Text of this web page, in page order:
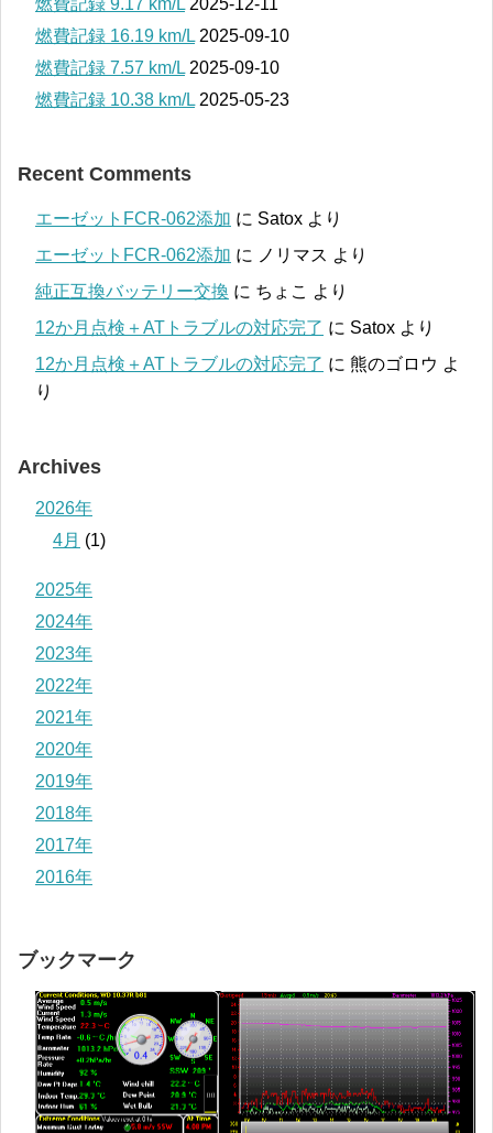
燃費記録 16.19 km/L 2025-09-10
燃費記録 7.57 km/L 2025-09-10
燃費記録 10.38 km/L 2025-05-23
Recent Comments
エーゼットFCR-062添加 に Satox より
エーゼットFCR-062添加 に ノリマス より
純正互換バッテリー交換 に ちょこ より
12か月点検＋ATトラブルの対応完了 に Satox より
12か月点検＋ATトラブルの対応完了 に 熊のゴロウ よ
り
Archives
2026年
4月 (1)
2025年
2024年
2023年
2022年
2021年
2020年
2019年
2018年
2017年
2016年
ブックマーク